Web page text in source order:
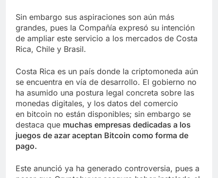
Sin embargo sus aspiraciones son aún más
grandes, pues la Compañía expresó su intención
de ampliar este servicio a los mercados de Costa
Rica, Chile y Brasil.
Costa Rica es un país donde la criptomoneda aún
se encuentra en vía de desarrollo. El gobierno no
ha asumido una postura legal concreta sobre las
monedas digitales, y los datos del comercio
en bitcoin no están disponibles; sin embargo se
destaca que muchas empresas dedicadas a los
juegos de azar aceptan Bitcoin como forma de
pago.
Este anunció ya ha generado controversia, pues a